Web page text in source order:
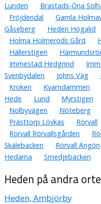
Lunden
Brastads-Öna
Fröjdendal
Gamla
Gåseberg
Heden Högalid
Holma Holmeröds Gård
Hällerstigen
Immestad Hedgrind
Svenbydalen
Johns Väg
Kroken
Kvarndammen
Hede
Lund Myrstigen
Nolbyvägen
Nöteberg
Prästtorp Lövkas
Rörvall
Rörvall Rörvallsgården
Skälebacken
Rörvall Ängön
Hedarna
Smedjebacken
Heden på andra
Heden, Ambjörby